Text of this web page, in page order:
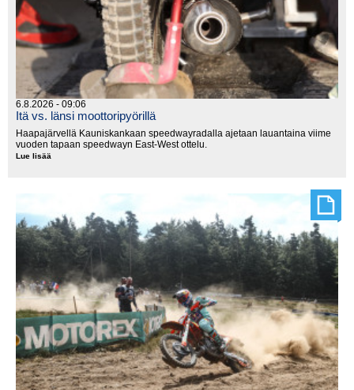
6.8.2026 - 09:06
Itä vs. länsi moottoripyörillä
Haapajärvellä Kauniskankaan speedwayradalla ajetaan lauantaina viime
vuoden tapaan speedwayn East-West ottelu.
Lue lisää